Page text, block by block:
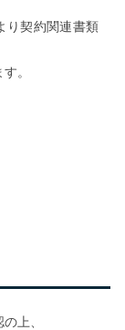
り契約関連書類
。
上、